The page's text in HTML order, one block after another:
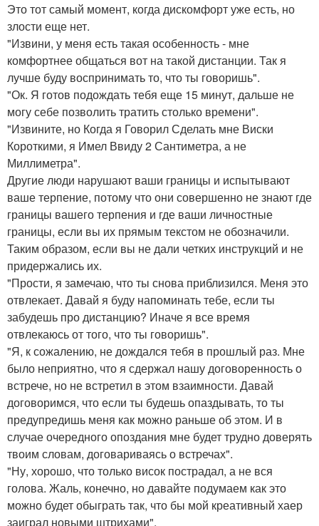
Это тот самый момент, когда дискомфорт уже есть, но
злости еще нет.
"Извини, у меня есть такая особенность - мне
комфортнее общаться вот на такой дистанции. Так я
лучше буду воспринимать то, что ты говоришь".
"Ок. Я готов подождать тебя еще 15 минут, дальше не
могу себе позволить тратить столько времени".
"Извините, но Когда я Говорил Сделать мне Виски
Короткими, я Имел Ввиду 2 Сантиметра, а не
Миллиметра".
Другие люди нарушают ваши границы и испытывают
ваше терпение, потому что они совершенно не знают где
границы вашего терпения и где ваши личностные
границы, если вы их прямым текстом не обозначили.
Таким образом, если вы не дали четких инструкций и не
придержались их.
"Прости, я замечаю, что ты снова приблизился. Меня это
отвлекает. Давай я буду напоминать тебе, если ты
забудешь про дистанцию? Иначе я все время
отвлекаюсь от того, что ты говоришь".
"Я, к сожалению, не дождался тебя в прошлый раз. Мне
было неприятно, что я сдержал нашу договоренность о
встрече, но не встретил в этом взаимности. Давай
договоримся, что если ты будешь опаздывать, то ты
предупредишь меня как можно раньше об этом. И в
случае очередного опоздания мне будет трудно доверять
твоим словам, договариваясь о встречах".
"Ну, хорошо, что только висок пострадал, а не вся
голова. Жаль, конечно, но давайте подумаем как это
можно будет обыграть так, что бы мой креативный хаер
заиграл новыми штрихами".